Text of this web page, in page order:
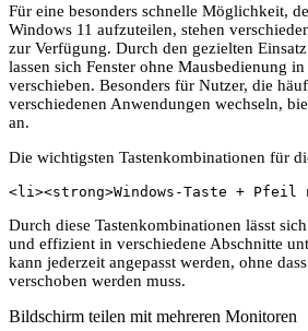
Für eine besonders schnelle Möglichkeit,
Windows 11 aufzuteilen, stehen
zur Verfügung. Durch den gezielten
lassen sich Fenster ohne Mausbedienung
verschieben. Besonders für Nutzer, die
verschiedenen Anwendungen wechseln,
an.
Die wichtigsten Tastenkombinationen für
<li><strong>Windows-Taste +
Durch diese Tastenkombinationen lässt
und effizient in verschiedene Abschnitte
kann jederzeit angepasst werden, ohne
verschoben werden muss.
Bildschirm teilen mit mehreren Monitoren